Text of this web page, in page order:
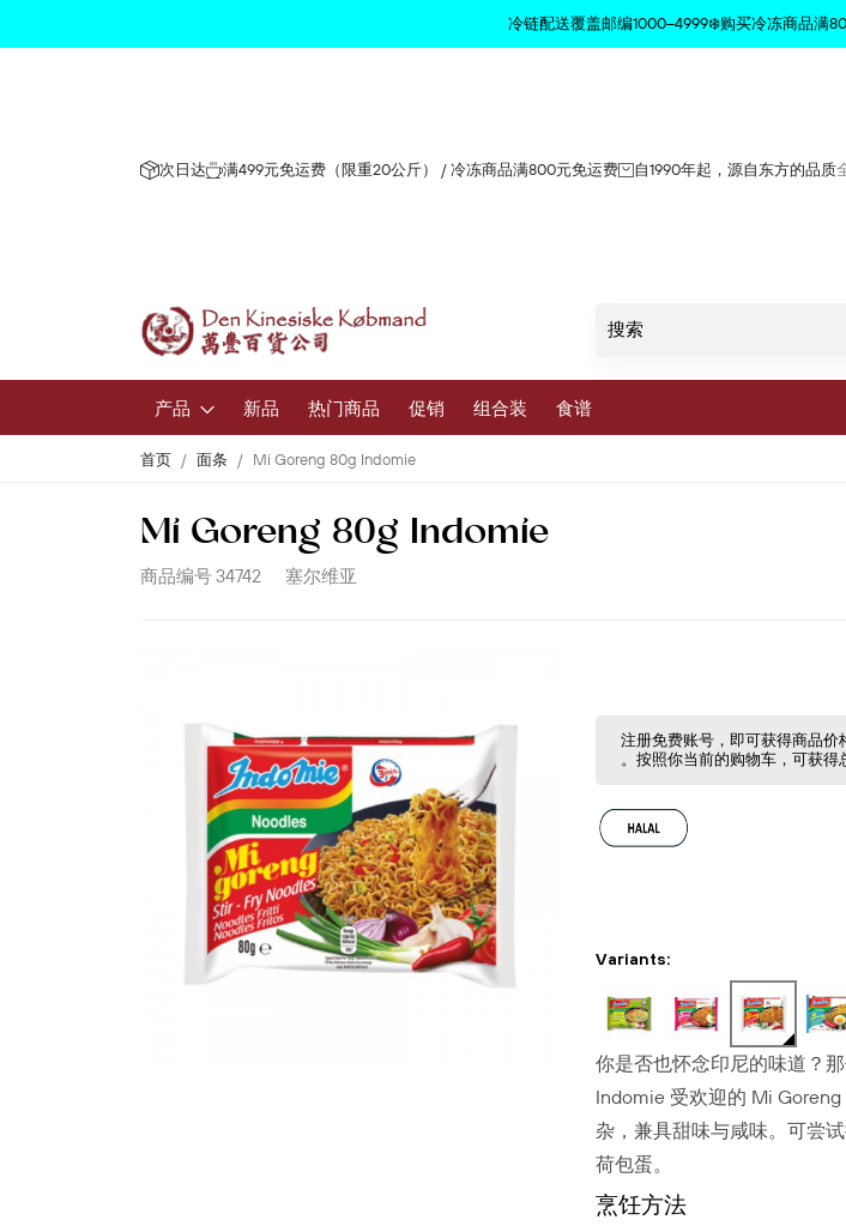
冷链配送覆盖邮编1000–4999❄️购买冷冻商品满
次日达 满499元免运费（限重20公斤） / 冷冻商品满800元免运费 自1990年起，源自东方的品质
产品
新鲜水果和蔬菜
新品 热门商品 促销 组合装 食谱
首页 面条 Mi Goreng 80g Indomie
Mi Goreng 80g Indomie
商品编号34742 塞尔维亚
注册免费账号，即可获得商品价
。按照你当前的购物⻋，可获得
Variants:
你是否也怀念印尼的味道？
Indomie 受欢迎的 Mi
杂，兼具甜味与咸味。可尝
荷包蛋。
烹饪方法
商品已从购物车中删